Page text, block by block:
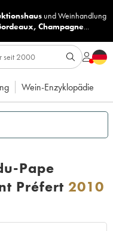
undWeinhandlung
, Champagne...
Wein-Enzyklopädie
Pape
Préfert 2010